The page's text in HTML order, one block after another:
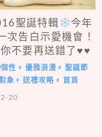
聖誕特輯
今年
次告白示愛機會！
不要再送錯了♥♥
性 # 優雅浪漫 # 聖誕節
象 # 送禮攻略 #
首頁
20